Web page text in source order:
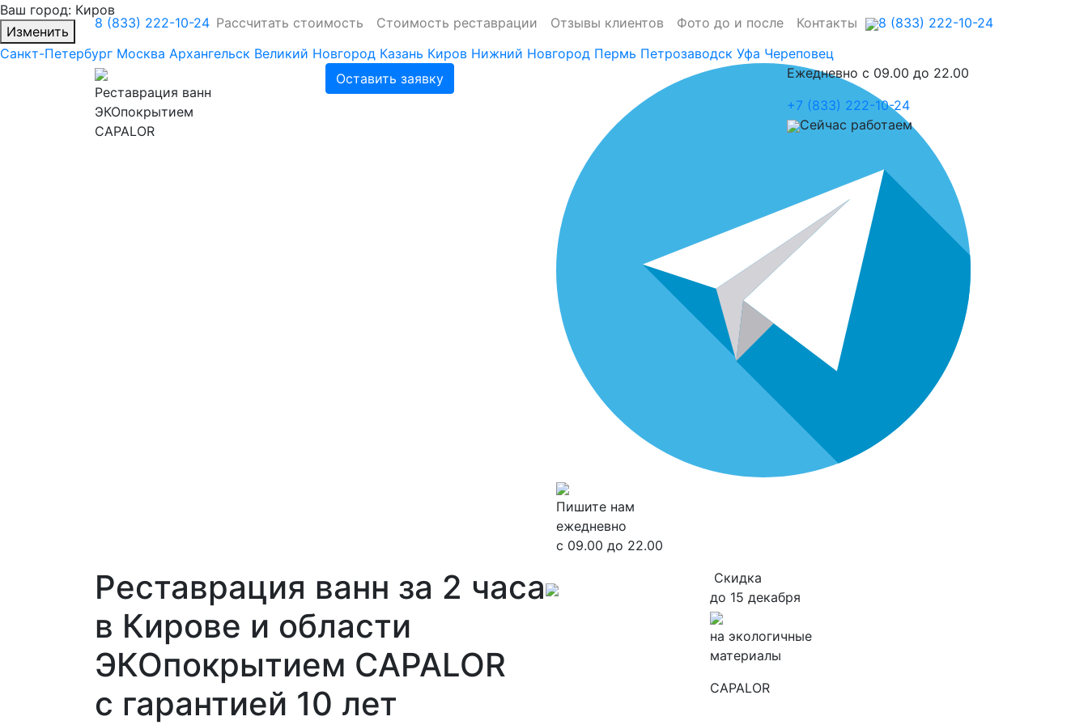
8 (833) 222-10-24 Рассчитать стоимость Стоимость реставрации Отзывы клиентов Фото до и после Контакты 8 (833) 222-10-24
Ваш город: Киров
Изменить
Санкт-Петербург Москва Архангельск Великий Новгород Казань Киров Нижний Новгород Пермь Петрозаводск Уфа Череповец
Реставрация ванн
ЭКОпокрытием
CAPALOR
Оставить заявку
Пишите нам
ежедневно
с 09.00 до 22.00
Ежедневно с 09.00 до 22.00
+7 (833) 222-10-24
Сейчас работаем
Реставрация ванн за 2 часа
в Кирове и области
ЭКОпокрытием CAPALOR
с гарантией 10 лет
Скидка
до 15 декабря
на экологичные
материалы
CAPALOR